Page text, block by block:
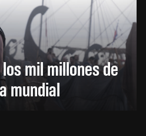
mil millones de
mundial